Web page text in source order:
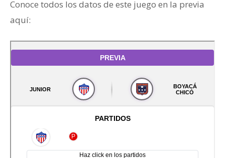
Conoce todos los datos de este juego en la previa
aquí: